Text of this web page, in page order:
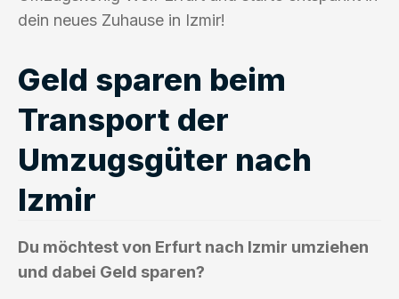
dein neues Zuhause in Izmir!
Geld sparen beim
Transport der
Umzugsgüter nach
Izmir
Du möchtest von Erfurt nach Izmir umziehen
und dabei Geld sparen?